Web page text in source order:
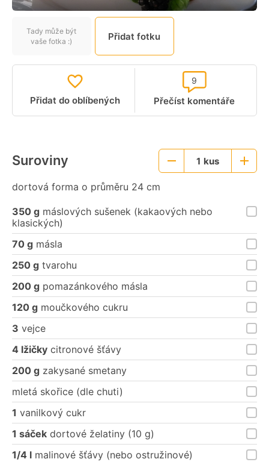
Tady může být
vaše fotka :)
Přidat fotku
Přidat do oblíbených Přečíst komentáře
9
Suroviny
dortová forma o průměru 24 cm
1 kus
Větší
350 g máslových sušenek (kakaových nebo
klasických)
70 g másla
250 g tvarohu
200 g pomazánkového másla
120 g moučkového cukru
3 vejce
4 lžičky citronové šťávy
200 g zakysané smetany
mletá skořice (dle chuti)
1 vanilkový cukr
1 sáček dortové želatiny (10 g)
1/4 l malinové šťávy (nebo ostružinové)